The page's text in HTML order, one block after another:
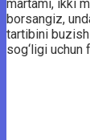
martami, ikki
borsangiz,
tartibini
sog‘ligi